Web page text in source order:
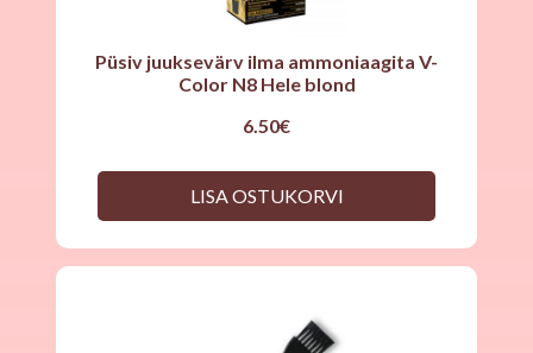
Püsiv juuksevärv ilma ammoniaagita V-
Color N8 Hele blond
6.50€
LISA OSTUKORVI